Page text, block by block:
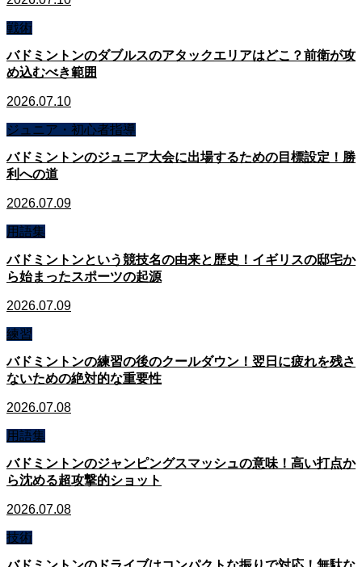
戦術
バドミントンのダブルスのアタックエリアはどこ？前衛が攻
め込むべき範囲
2026.07.10
ジュニア・初心者指導
バドミントンのジュニア大会に出場するための目標設定！勝
利への道
2026.07.09
用語集
バドミントンという競技名の由来と歴史！イギリスの邸宅か
ら始まったスポーツの起源
2026.07.09
練習
バドミントンの練習の後のクールダウン！翌日に疲れを残さ
ないための絶対的な重要性
2026.07.08
用語集
バドミントンのジャンピングスマッシュの意味！高い打点か
ら沈める超攻撃的ショット
2026.07.08
技術